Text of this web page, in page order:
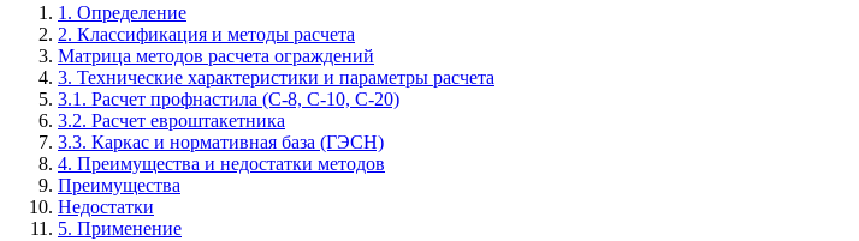
1. Определение
2. Классификация и методы расчета
Матрица методов расчета ограждений
3. Технические характеристики и параметры расчета
3.1. Расчет профнастила (С-8, С-10, С-20)
3.2. Расчет евроштакетника
3.3. Каркас и нормативная база (ГЭСН)
4. Преимущества и недостатки методов
Преимущества
Недостатки
5. Применение